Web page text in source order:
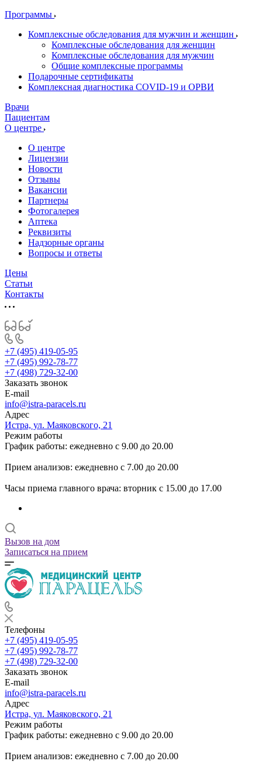
Программы
Комплексные обследования для мужчин и женщин
Комплексные обследования для женщин
Комплексные обследования для мужчин
Общие комплексные программы
Подарочные сертификаты
Комплексная диагностика COVID-19 и ОРВИ
Врачи
Пациентам
О центре
О центре
Лицензии
Новости
Отзывы
Вакансии
Партнеры
Фотогалерея
Аптека
Реквизиты
Надзорные органы
Вопросы и ответы
Цены
Статьи
Контакты
+7 (495) 419-05-95
+7 (495) 992-78-77
+7 (498) 729-32-00
Заказать звонок
E-mail
info@istra-paracels.ru
Адрес
Истра, ул. Маяковского, 21
Режим работы
График работы: ежедневно с 9.00 до 20.00
Прием анализов: ежедневно с 7.00 до 20.00
Часы приема главного врача: вторник с 15.00 до 17.00
Вызов на дом
Записаться на прием
Телефоны
+7 (495) 419-05-95
+7 (495) 992-78-77
+7 (498) 729-32-00
Заказать звонок
E-mail
info@istra-paracels.ru
Адрес
Истра, ул. Маяковского, 21
Режим работы
График работы: ежедневно с 9.00 до 20.00
Прием анализов: ежедневно с 7.00 до 20.00